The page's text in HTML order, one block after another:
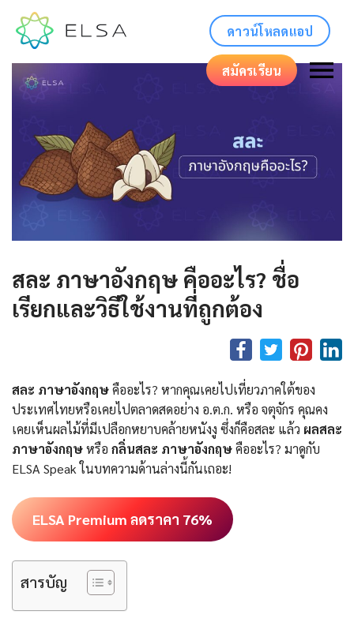
ดาวน์โหลดแอป
สมัครเรียน
สละ ภาษาอังกฤษ คืออะไร? ชื่อ
เรียกและวิธีใช้งานที่ถูกต้อง
สละ ภาษาอังกฤษคืออะไร? หากคุณเคยไปเที่ยวภาคใต้ของ
ประเทศไทยหรือเคยไปตลาดสดอย่าง อ.ต.ก. หรือ จตุจักร คุณคง
เคยเห็นผลไม้ที่มีเปลือกหยาบคล้ายหนังงู ซึ่งก็คือสละ แล้ว ผลสละ
ภาษาอังกฤษหรือ กลิ่นสละ ภาษาอังกฤษคืออะไร? มาดูกับ
ELSA Speak ในบทความด้านล่างนี้กันเถอะ!
ELSA Premium ลดราคา 76%
สารบัญ